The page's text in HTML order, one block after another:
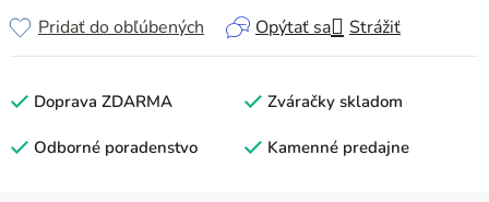
Opýtať sa Strážiť
Pridať do obľúbených
Doprava ZDARMA Zváračky skladom
Odborné poradenstvo Kamenné predajne